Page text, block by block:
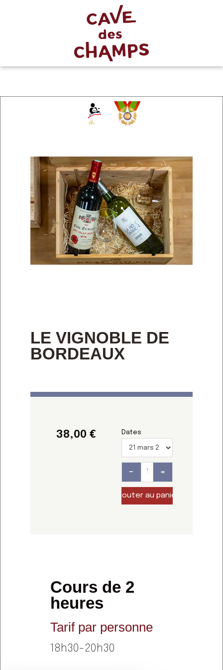
LE VIGNOBLE DE
BORDEAUX
38,00 € Dates
- +
Cours de 2
heures
Tarif par personne
18h30-20h30